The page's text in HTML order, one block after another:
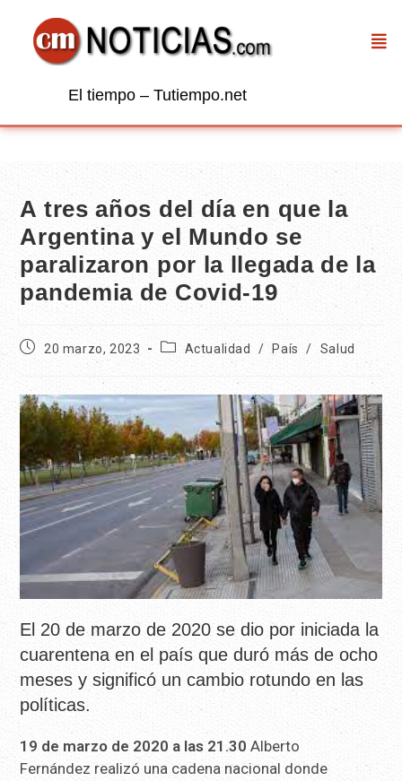
El tiempo – Tutiempo.net
A tres años del día en que la
Argentina y el Mundo se
paralizaron por la llegada de la
pandemia de Covid-19
20 marzo, 2023 Actualidad / País / Salud
El 20 de marzo de 2020 se dio por iniciada la
cuarentena en el país que duró más de ocho
meses y significó un cambio rotundo en las
políticas.
19 de marzo de 2020 a las 21.30 Alberto
Fernández realizó una cadena nacional donde